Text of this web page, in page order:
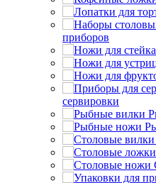
приборов
сервировки